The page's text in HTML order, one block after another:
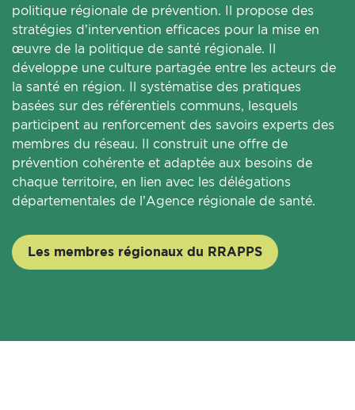
politique régionale de prévention. Il propose des
stratégies d’intervention efficaces pour la mise en
œuvre de la politique de santé régionale. Il
développe une culture partagée entre les acteurs de
la santé en région. Il systématise des pratiques
basées sur des référentiels communs, lesquels
participent au renforcement des savoirs experts des
membres du réseau. Il construit une offre de
prévention cohérente et adaptée aux besoins de
chaque territoire, en lien avec les délégations
départementales de l’Agence régionale de santé.
Les membres régionaux du RRAPPS